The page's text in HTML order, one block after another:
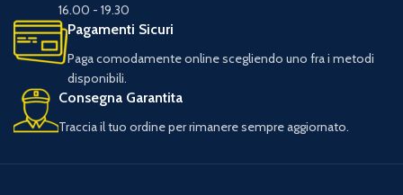
16.00 - 19.30
Pagamenti Sicuri
Paga comodamente online scegliendo uno fra i metodi
disponibili.
Consegna Garantita
Traccia il tuo ordine per rimanere sempre aggiornato.